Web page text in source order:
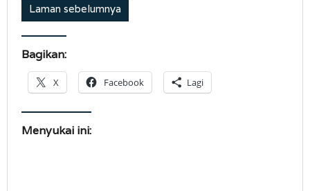
Laman sebelumnya
Bagikan:
X Facebook Lagi
Menyukai ini: